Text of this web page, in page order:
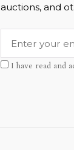
auctions, and
I have read and